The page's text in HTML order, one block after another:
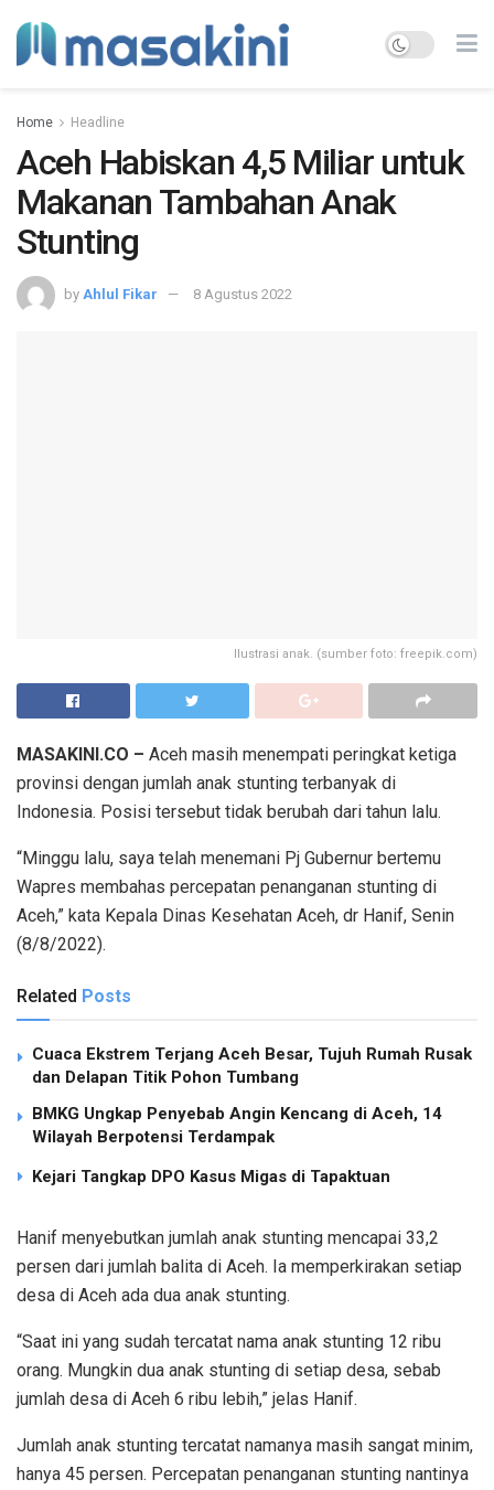
Home Headline
Aceh Habiskan 4,5 Miliar untuk
Makanan Tambahan Anak
Stunting
by Ahlul Fikar 8 Agustus 2022
Ilustrasi anak. (sumber foto: freepik.com)
MASAKINI.CO – Aceh masih menempati peringkat ketiga
provinsi dengan jumlah anak stunting terbanyak di
Indonesia. Posisi tersebut tidak berubah dari tahun lalu.
“Minggu lalu, saya telah menemani Pj Gubernur bertemu
Wapres membahas percepatan penanganan stunting di
Aceh,” kata Kepala Dinas Kesehatan Aceh, dr Hanif, Senin
(8/8/2022).
Related Posts
Cuaca Ekstrem Terjang Aceh Besar, Tujuh Rumah Rusak
dan Delapan Titik Pohon Tumbang
BMKG Ungkap Penyebab Angin Kencang di Aceh, 14
Wilayah Berpotensi Terdampak
Kejari Tangkap DPO Kasus Migas di Tapaktuan
Hanif menyebutkan jumlah anak stunting mencapai 33,2
persen dari jumlah balita di Aceh. Ia memperkirakan setiap
desa di Aceh ada dua anak stunting.
“Saat ini yang sudah tercatat nama anak stunting 12 ribu
orang. Mungkin dua anak stunting di setiap desa, sebab
jumlah desa di Aceh 6 ribu lebih,” jelas Hanif.
Jumlah anak stunting tercatat namanya masih sangat minim,
hanya 45 persen. Percepatan penanganan stunting nantinya